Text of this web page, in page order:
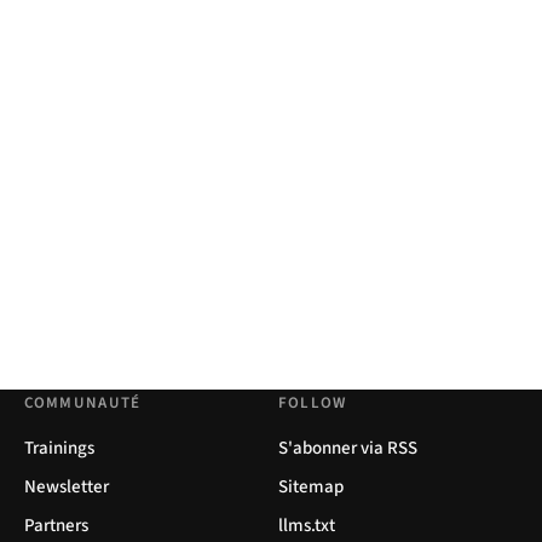
COMMUNAUTÉ
Trainings
Newsletter
Partners
FOLLOW
S'abonner via RSS
Sitemap
llms.txt